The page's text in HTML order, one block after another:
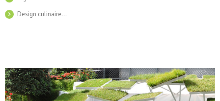
Design culinaire…